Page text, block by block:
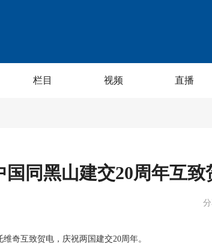
栏目 视频 直播
同黑山建交20周年互致
分
奇互致贺电，庆祝两国建交20周年。